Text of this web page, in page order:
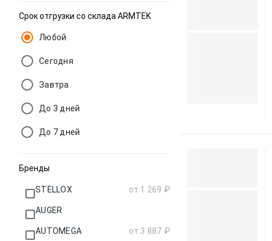
Срок отгрузки со склада ARMTEK
Любой
Сегодня
Завтра
До 3 дней
До 7 дней
Бренды
STELLOX от 1 269 ₽
AUGER
AUTOMEGA от 3 887 ₽